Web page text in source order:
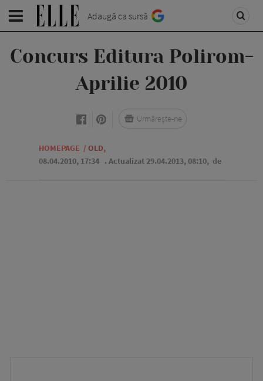
Adaugă ca sursă
Concurs Editura Polirom-
Aprilie 2010
HOMEPAGE / OLD,
08.04.2010, 17:34 . Actualizat 29.04.2013, 08:10, de
Urmărește-ne